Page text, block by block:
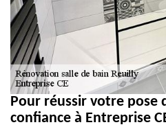
Pour réussir votre pose
confiance à Entreprise